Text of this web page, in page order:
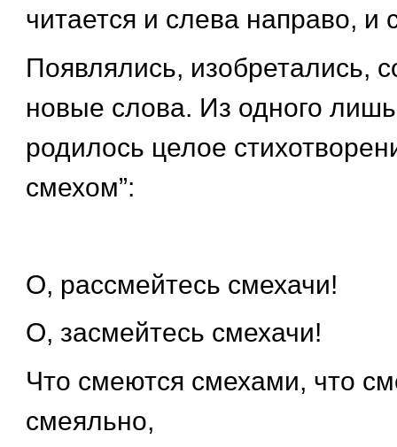
читается и слева направо, и
Появлялись, изобретались,
новые слова. Из одного лишь
родилось целое
смехом”:
О, рассмейтесь смехачи!
О, засмейтесь смехачи!
Что смеются смехами, что
смеяльно,